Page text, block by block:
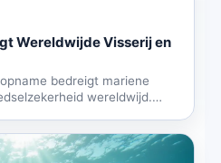
Wereldwijde Visserij en
bedreigt mariene
wereldwijd.